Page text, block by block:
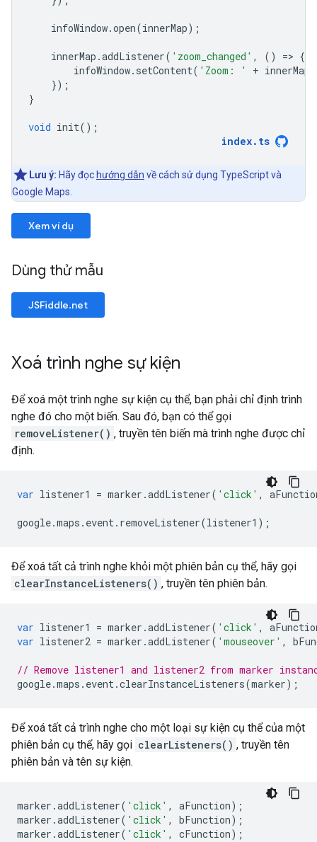
infoWindow.open(innerMap);
innerMap .addListener( 'zoom_changed' , () => {
infoWindow. setContent( 'Zoom: ' + innerMap
});
}
void init();
index. ts
Lưu ý: Hãy đọc hướng dẫn về cách sử dụng TypeScript và
Google Maps.
Xem ví dụ
Dùng thử mẫu
JSFiddle.net
Xoá trình nghe sự kiện
Để xoá một trình nghe sự kiện cụ thể, bạn phải chỉ định trình
nghe đó cho một biến. Sau đó, bạn có thể gọi
removeListener() , truyền tên biến mà trình nghe được chỉ
định.
var listener1 = marker .addListener( 'click' ,
google.maps . event. removeListener(listener1 );
Để xoá tất cả trình nghe khỏi một phiên bản cụ thể, hãy gọi
clearInstanceListeners() , truyền tên phiên bản.
var listener1 = marker .addListener( 'click' ,
var listener2 = marker .addListener( 'mouseover' ,
// Remove listener1 and listener2 from marker
google.maps . event.clearInstanceListeners(marker);
Để xoá tất cả trình nghe cho một loại sự kiện cụ thể của một
phiên bản cụ thể, hãy gọi clearListeners() , truyền tên
phiên bản và tên sự kiện.
marker .addListener( 'click' , aFunction);
marker .addListener( 'click' , bFunction);
marker .addListener( 'click' , cFunction);